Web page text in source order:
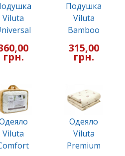
Viluta
грн.
Подушка
Viluta
Bamboo
315,00
грн.
Viluta
Одеяло
Viluta
Premium